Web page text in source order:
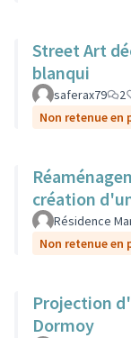
Street Art
blanqui
saferax79 2
Non retenue
création
Résidence
Non retenue
Projection
Dormoy